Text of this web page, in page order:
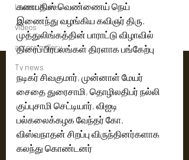
Latest News
videos
actors gallery
Tv news
கணபதிஸ் வெண்ணைய் நெய்
இணைந்து வழங்கிய கவிஞர் திரு.
முத்துலிங்கத்தின் பாராட்டு விழாவில்
திரைப் பிரபலங்கள் திரளாக பங்கேற்பு
நடிகர் சிவகுமார், முன்னாள் மேயர்
சைதை துரைசாமி, தொழிலதிபர் நல்லி
குப்புசாமி செட்டியார், விஐடி
பல்கலைக்கழக வேந்தர் கோ.
விஸ்வநாதன் சிறப்பு விருந்தினர்களாக
கலந்து கொண்டனர்